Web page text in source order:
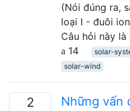
(Nói đúng ra,
loại I - đuôi
Câu hỏi này
14
solar-
solar-wind
2
Những vấn